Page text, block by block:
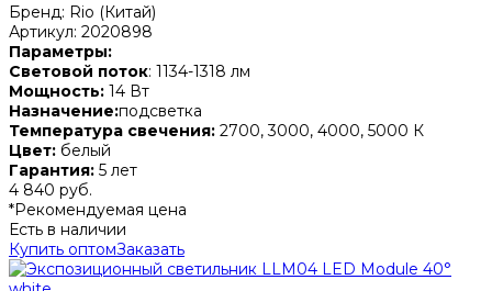
Бренд: Rio (Китай)
Артикул: 2020898
Параметры:
Световой поток: 1134-1318 лм
Мощность: 14 Вт
Назначение:подсветка
Температура свечения: 2700, 3000, 4000, 5000 К
Цвет: белый
Гарантия: 5 лет
4 840 руб.
*Рекомендуемая цена
Есть в наличии
Купить оптомЗаказать